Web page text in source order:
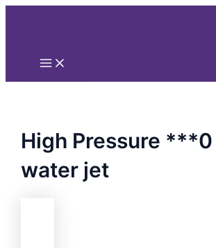
Nhảy
Main
High Pressure
water jet